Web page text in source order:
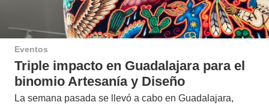
Eventos
Triple impacto en Guadalajara para el
binomio Artesanía y Diseño
La semana pasada se llevó a cabo en Guadalajara,